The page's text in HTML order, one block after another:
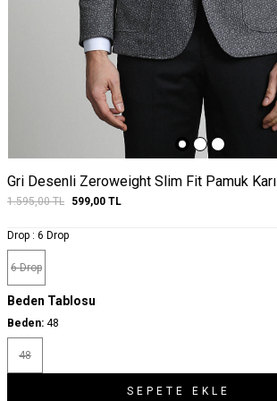
Gri Desenli Zeroweight Slim Fit Pamuk
1.595,00TL 599,00 TL
Drop : 6 Drop
6 Drop
Beden Tablosu
Beden: 48
48
SEPETE EKLE